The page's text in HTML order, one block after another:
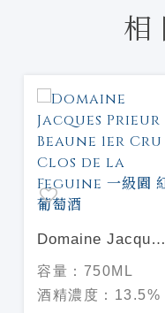
Domaine Jacques
Prieur Beaune 1er
Cru Clos de la
Feguine 一級園 紅
容量： 750ML
酒精濃度： 13.5%